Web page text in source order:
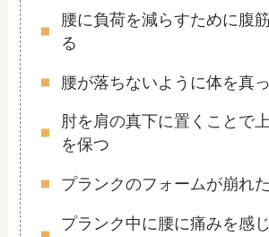
腰に負荷を減らすために腹
る
腰が落ちないように体を真
肘を肩の真下に置くことで
を保つ
プランクのフォームが崩れ
プランク中に腰に痛みを感